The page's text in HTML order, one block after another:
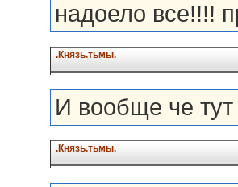
надоело все!!!!
.Князь.тьмы.
И вообще че тут
.Князь.тьмы.